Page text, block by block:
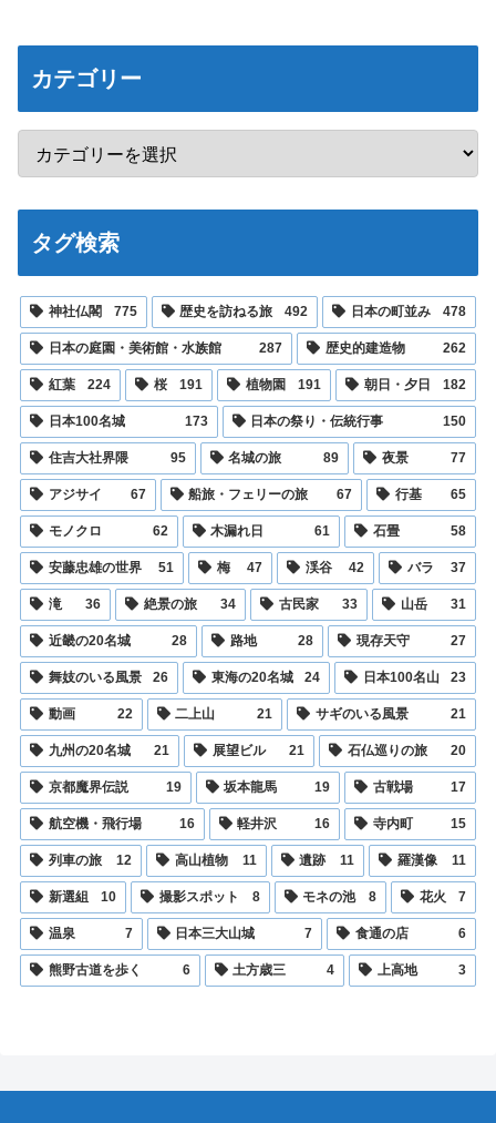
カテゴリー
タグ検索
神社仏閣 775 歴史を訪ねる旅 492 日本の町並み 478
日本の庭園・美術館・水族館 287 歴史的建造物 262
紅葉 224 桜 191 植物園 191 朝日・夕日 182
日本100名城 173 日本の祭り・伝統行事 150
住吉大社界隈 95 名城の旅 89 夜景 77
アジサイ 67 船旅・フェリーの旅 67 行基 65
モノクロ 62 木漏れ日 61 石畳 58
安藤忠雄の世界 51 梅 47 渓谷 42 バラ 37
滝 36 絶景の旅 34 古民家 33 山岳 31
近畿の20名城 28 路地 28 現存天守 27
舞妓のいる風景 26 東海の20名城 24 日本100名山 23
動画 22 二上山 21 サギのいる風景 21
九州の20名城 21 展望ビル 21 石仏巡りの旅 20
京都魔界伝説 19 坂本龍馬 19 古戦場 17
航空機・飛行場 16 軽井沢 16 寺内町 15
列車の旅 12 高山植物 11 遺跡 11 羅漢像 11
新選組 10 撮影スポット 8 モネの池 8 花火 7
温泉 7 日本三大山城 7 食通の店 6
熊野古道を歩く 6 土方歳三 4 上高地 3